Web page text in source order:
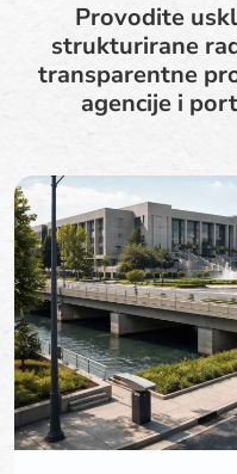
Provodite
strukturirane
transparentne
agencije i